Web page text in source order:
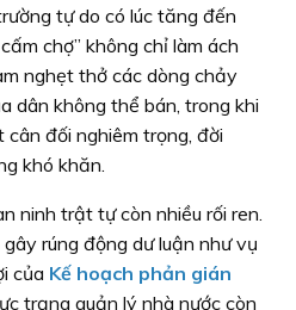
tự do có lúc tăng đến
chợ” không chỉ làm ách
nghẹt thở các dòng chảy
dân không thể bán, trong khi
đối nghiêm trọng, đời
khó khăn.
ninh trật tự còn nhiều rối ren.
rúng động dư luận như vụ
của Kế hoạch phản gián
trạng quản lý nhà nước còn